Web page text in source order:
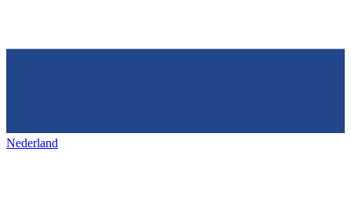
Nederland